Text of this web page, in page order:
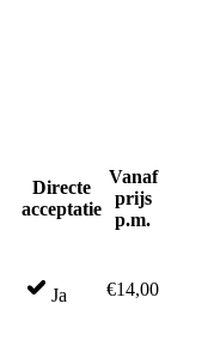
Directe
acceptatie
Vanaf
prijs
p.m.
Ja €14,00